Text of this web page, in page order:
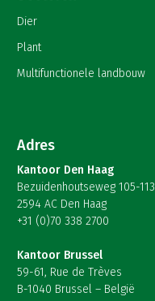
Dier
Plant
Multifunctionele landbouw
Adres
Kantoor Den Haag
Bezuidenhoutseweg 105-113
2594 AC Den Haag
+31 (0)70 338 2700
Kantoor Brussel
59-61, Rue de Trèves
B-1040 Brussel – België